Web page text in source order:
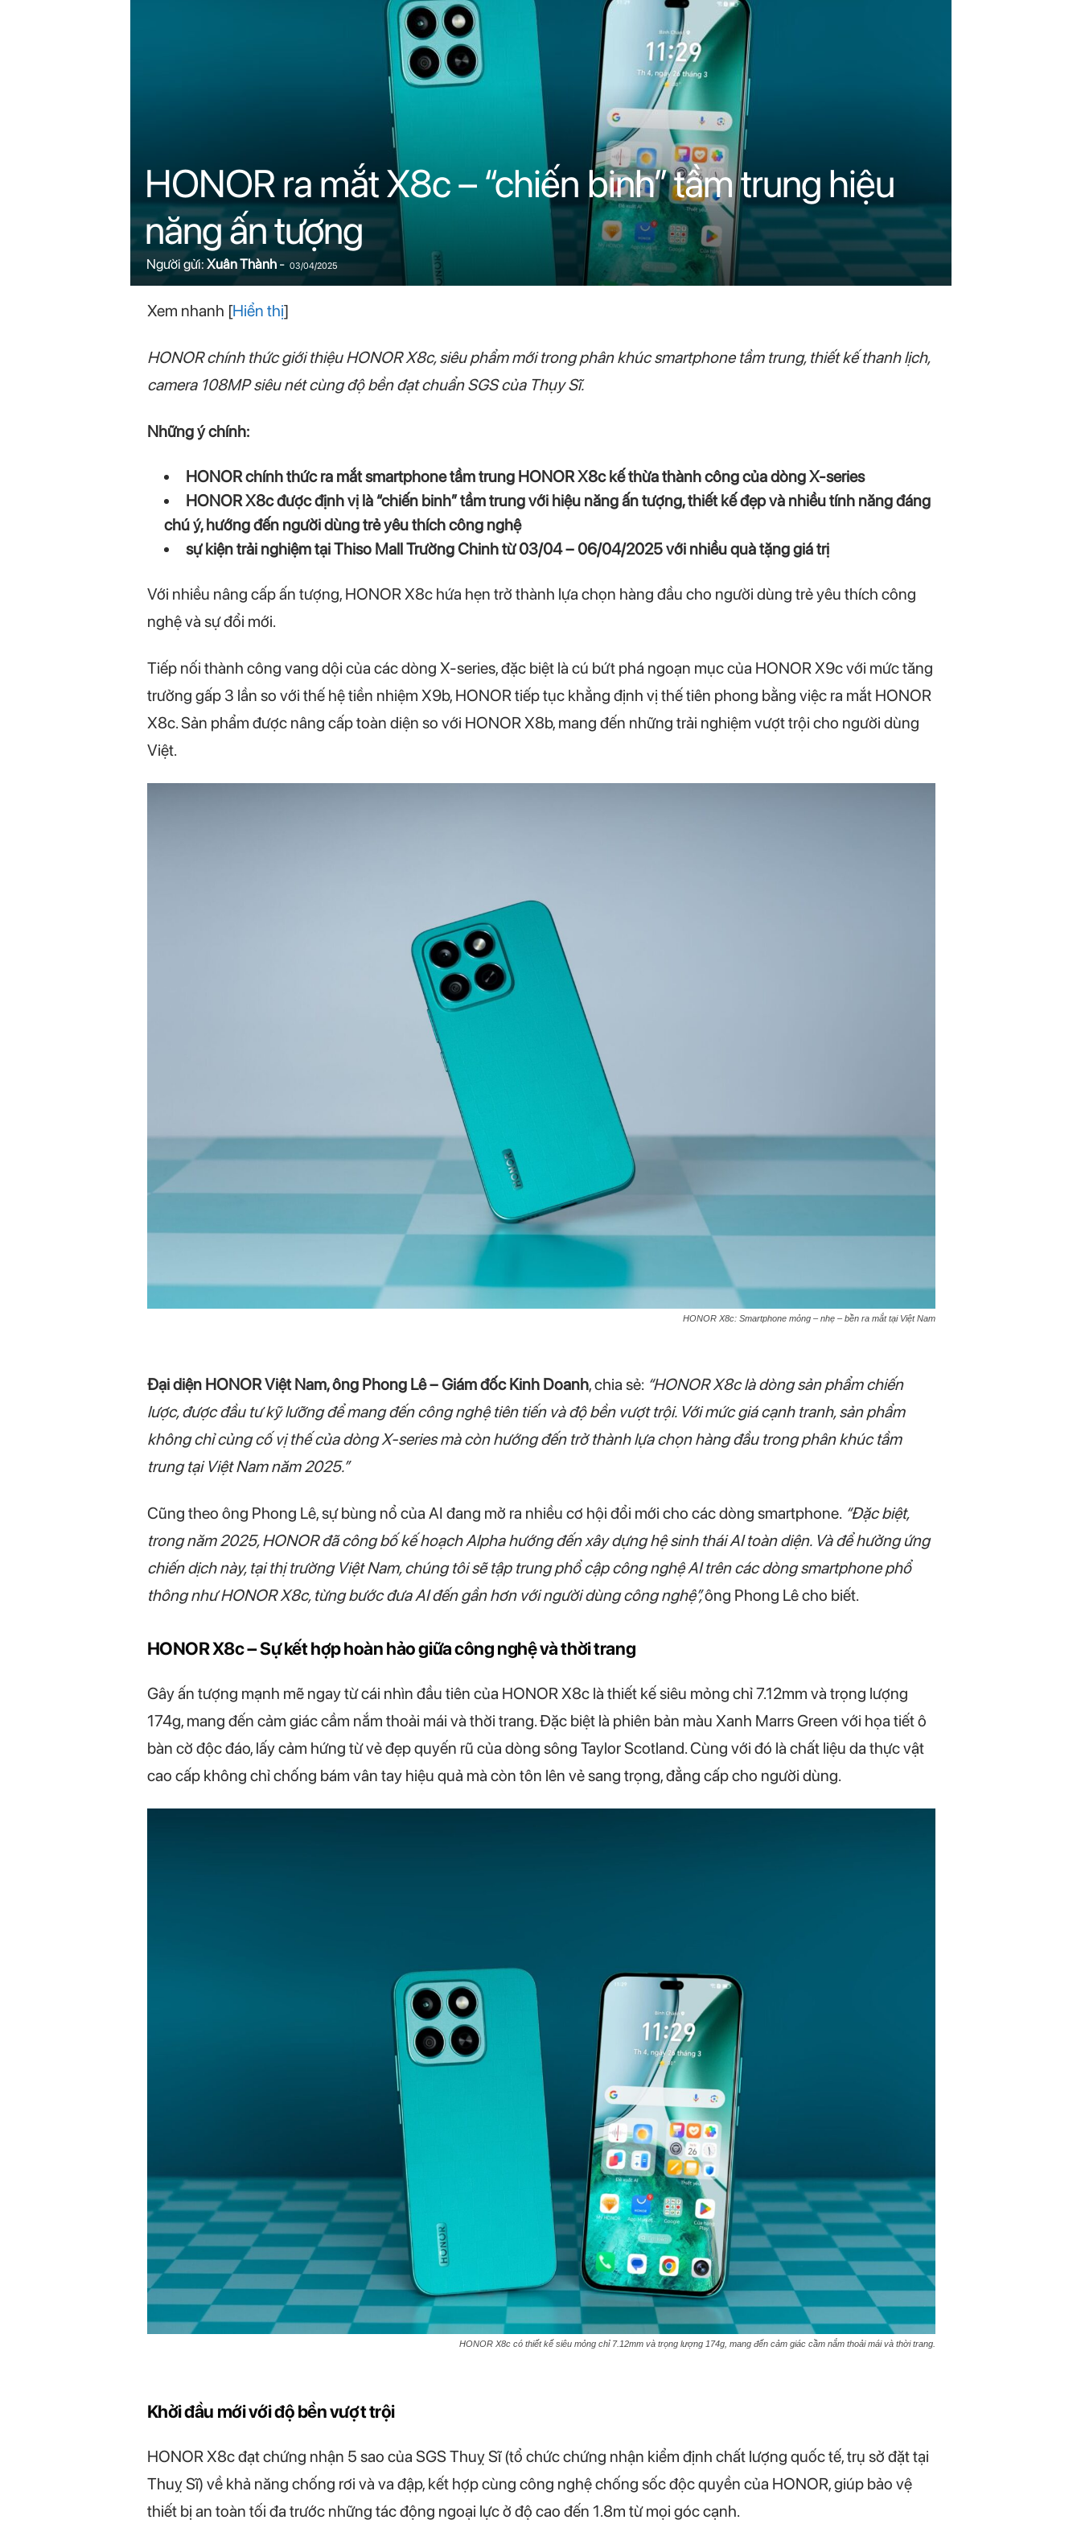
o
m
HONOR ra mắt X8c – “chiến binh” tầm trung hiệu
năng ấn tượng
Người gửi: Xuân Thành- 03/04/2025
Xem nhanh [Hiển thị]
HONOR chính thức giới thiệu HONOR X8c, siêu phẩm mới trong phân khúc smartphone tầm trung, thiết kế thanh lịch,
camera 108MP siêu nét cùng độ bền đạt chuẩn SGS của Thụy Sĩ.
Những ý chính:
HONOR chính thức ra mắt smartphone tầm trung HONOR X8c kế thừa thành công của dòng X-series
HONOR X8c được định vị là “chiến binh” tầm trung với hiệu năng ấn tượng, thiết kế đẹp và nhiều tính năng đáng
chú ý, hướng đến người dùng trẻ yêu thích công nghệ
sự kiện trải nghiệm tại Thiso Mall Trường Chinh từ 03/04 – 06/04/2025 với nhiều quà tặng giá trị
Với nhiều nâng cấp ấn tượng, HONOR X8c hứa hẹn trở thành lựa chọn hàng đầu cho người dùng trẻ yêu thích công
nghệ và sự đổi mới.
Tiếp nối thành công vang dội của các dòng X-series, đặc biệt là cú bứt phá ngoạn mục của HONOR X9c với mức tăng
trưởng gấp 3 lần so với thế hệ tiền nhiệm X9b, HONOR tiếp tục khẳng định vị thế tiên phong bằng việc ra mắt HONOR
X8c. Sản phẩm được nâng cấp toàn diện so với HONOR X8b, mang đến những trải nghiệm vượt trội cho người dùng
Việt.
HONOR X8c: Smartphone mỏng – nhẹ – bền ra mắt tại Việt Nam
Đại diện HONOR Việt Nam, ông Phong Lê – Giám đốc Kinh Doanh, chia sẻ: “HONOR X8c là dòng sản phẩm chiến
lược, được đầu tư kỹ lưỡng để mang đến công nghệ tiên tiến và độ bền vượt trội. Với mức giá cạnh tranh, sản phẩm
không chỉ củng cố vị thế của dòng X-series mà còn hướng đến trở thành lựa chọn hàng đầu trong phân khúc tầm
trung tại Việt Nam năm 2025.”
Cũng theo ông Phong Lê, sự bùng nổ của AI đang mở ra nhiều cơ hội đổi mới cho các dòng smartphone. “Đặc biệt,
trong năm 2025, HONOR đã công bố kế hoạch Alpha hướng đến xây dựng hệ sinh thái AI toàn diện. Và để hưởng ứng
chiến dịch này, tại thị trường Việt Nam, chúng tôi sẽ tập trung phổ cập công nghệ AI trên các dòng smartphone phổ
thông như HONOR X8c, từng bước đưa AI đến gần hơn với người dùng công nghệ”,ông Phong Lê cho biết.
HONOR X8c – Sự kết hợp hoàn hảo giữa công nghệ và thời trang
Gây ấn tượng mạnh mẽ ngay từ cái nhìn đầu tiên của HONOR X8c là thiết kế siêu mỏng chỉ 7.12mm và trọng lượng
174g, mang đến cảm giác cầm nắm thoải mái và thời trang. Đặc biệt là phiên bản màu Xanh Marrs Green với họa tiết ô
bàn cờ độc đáo, lấy cảm hứng từ vẻ đẹp quyến rũ của dòng sông Taylor Scotland. Cùng với đó là chất liệu da thực vật
cao cấp không chỉ chống bám vân tay hiệu quả mà còn tôn lên vẻ sang trọng, đẳng cấp cho người dùng.
HONOR X8c có thiết kế siêu mỏng chỉ 7.12mm và trọng lượng 174g, mang đến cảm giác cầm nắm thoải mái và thời trang.
Khởi đầu mới với độ bền vượt trội
HONOR X8c đạt chứng nhận 5 sao của SGS Thuỵ Sĩ (tổ chức chứng nhận kiểm định chất lượng quốc tế, trụ sở đặt tại
Thuỵ Sĩ) về khả năng chống rơi và va đập, kết hợp cùng công nghệ chống sốc độc quyền của HONOR, giúp bảo vệ
thiết bị an toàn tối đa trước những tác động ngoại lực ở độ cao đến 1.8m từ mọi góc cạnh.